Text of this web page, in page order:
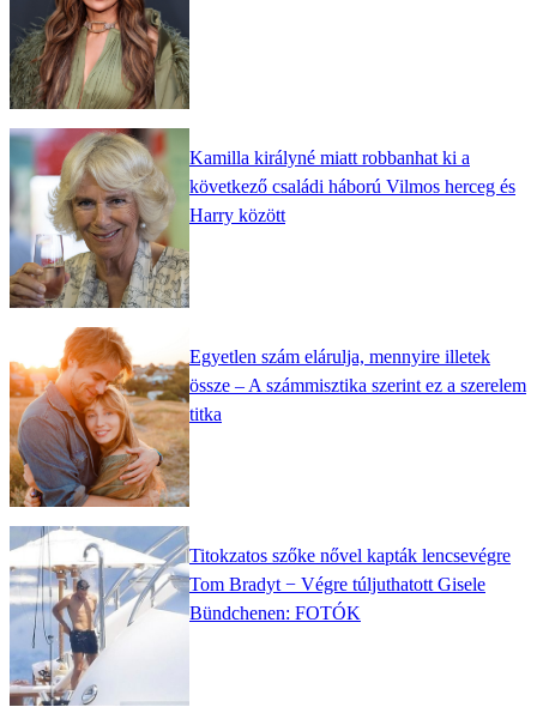
Kamilla királyné miatt robbanhat ki a
következő családi háború Vilmos herceg és
Harry között
Egyetlen szám elárulja, mennyire illetek
össze – A számmisztika szerint ez a szerelem
titka
Titokzatos szőke nővel kapták lencsevégre
Tom Bradyt − Végre túljuthatott Gisele
Bündchenen: FOTÓK